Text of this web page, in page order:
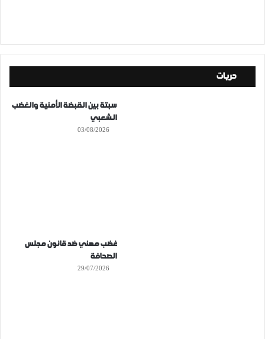
حريات
سبتة بين القبضة الأمنية والغضب
الشعبي
03/08/2026
غضب مهني ضد قانون مجلس
الصحافة
29/07/2026